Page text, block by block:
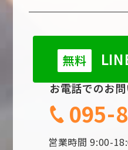
無料
お電話でのお
095-
営業時間 9:00-